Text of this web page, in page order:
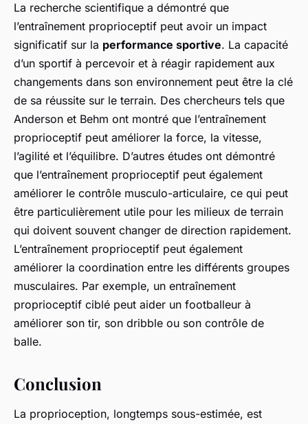
La recherche scientifique a démontré que
l’entraînement proprioceptif peut avoir un impact
significatif sur la performance sportive. La capacité
d’un sportif à percevoir et à réagir rapidement aux
changements dans son environnement peut être la clé
de sa réussite sur le terrain. Des chercheurs tels que
Anderson et Behm ont montré que l’entraînement
proprioceptif peut améliorer la force, la vitesse,
l’agilité et l’équilibre. D’autres études ont démontré
que l’entraînement proprioceptif peut également
améliorer le contrôle musculo-articulaire, ce qui peut
être particulièrement utile pour les milieux de terrain
qui doivent souvent changer de direction rapidement.
L’entraînement proprioceptif peut également
améliorer la coordination entre les différents groupes
musculaires. Par exemple, un entraînement
proprioceptif ciblé peut aider un footballeur à
améliorer son tir, son dribble ou son contrôle de
balle.
Conclusion
La proprioception, longtemps sous-estimée, est